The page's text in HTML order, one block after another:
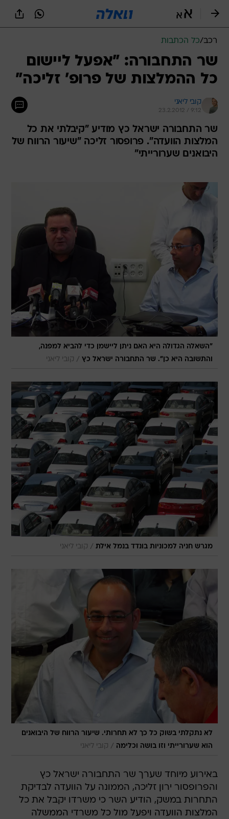
רכב/כל הכתבות
שר התחבורה: "אפעל ליישום
כל ההמלצות של פרופ' זליכה"
קובי ליאני
23.2.2012 / 9:12
שר התחבורה ישראל כץ מודיע "קיבלתי את כל
המלצות הוועדה". פרופסור זליכה "שיעור הרווח של
היבואנים שערורייתי"
"השאלה הגדולה היא האם ניתן ליישמן כדי להביא למפנה,
והתשובה היא כן". שר התחבורה ישראל כץ / קובי ליאני
מגרש חניה למכוניות בונדד בנמל אילת / קובי ליאני
לא נתקלתי בשוק כל כך לא תחרותי. שיעור הרווח של היבואנים
הוא שערורייתי וזו בושה וכלימה / קובי ליאני
באירוע מיוחד שערך שר התחבורה ישראל כץ
והפרופסור ירון זליכה, הממונה על הוועדה לבדיקת
התחרות במשק, הודיע השר כי משרדו יקבל את כל
המלצות הוועדה ויפעל מול כל משרדי הממשלה